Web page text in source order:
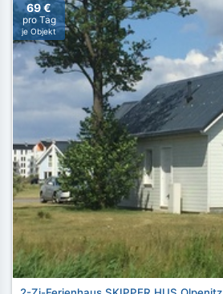
69 €
pro Tag
je Objekt